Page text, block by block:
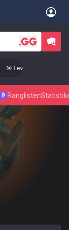
🎯 Level Up Your Aim
β Ranglisten